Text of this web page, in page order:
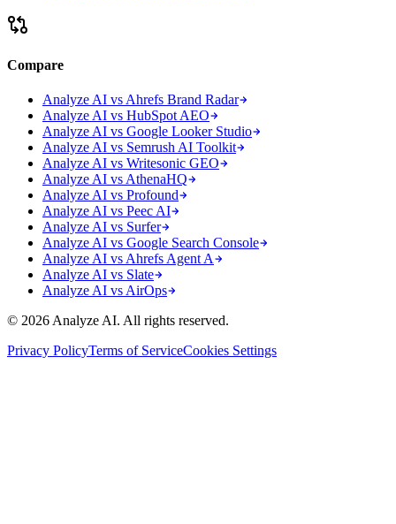
Compare
Analyze AI vs Ahrefs Brand Radar
Analyze AI vs HubSpot AEO
Analyze AI vs Google Looker Studio
Analyze AI vs Semrush AI Toolkit
Analyze AI vs Writesonic GEO
Analyze AI vs AthenaHQ
Analyze AI vs Profound
Analyze AI vs Peec AI
Analyze AI vs Surfer
Analyze AI vs Google Search Console
Analyze AI vs Ahrefs Agent A
Analyze AI vs Slate
Analyze AI vs AirOps
© 2026 Analyze AI. All rights reserved.
Privacy PolicyTerms of ServiceCookies Settings